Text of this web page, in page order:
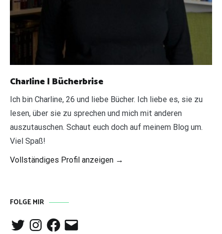
Charline | Bücherbrise
Ich bin Charline, 26 und liebe Bücher. Ich liebe es, sie zu
lesen, über sie zu sprechen und mich mit anderen
auszutauschen. Schaut euch doch auf meinem Blog um.
Viel Spaß!
Vollständiges Profil anzeigen →
FOLGE MIR
TwitterInstagramFacebook
E-
Mail